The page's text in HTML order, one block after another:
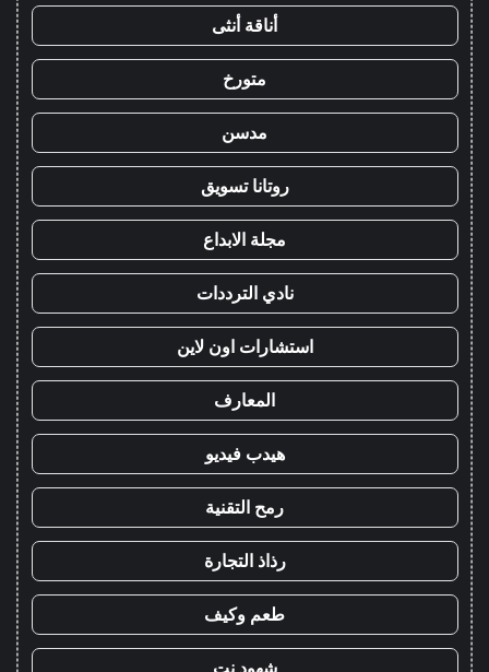
أناقة أنثى
متورخ
مدسن
روتانا تسويق
مجلة الابداع
نادي الترددات
استشارات اون لاين
المعارف
هيدب فيديو
رمح التقنية
رذاذ التجارة
طعم وكيف